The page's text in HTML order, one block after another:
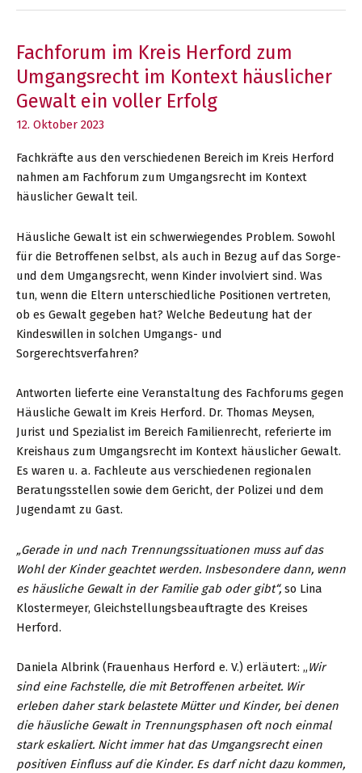
bleibt…
Fachforum im Kreis Herford zum
Umgangsrecht im Kontext häuslicher
Gewalt ein voller Erfolg
12. Oktober 2023
Fachkräfte aus den verschiedenen Bereich im Kreis Herford
nahmen am Fachforum zum Umgangsrecht im Kontext
häuslicher Gewalt teil.
Häusliche Gewalt ist ein schwerwiegendes Problem. Sowohl
für die Betroffenen selbst, als auch in Bezug auf das Sorge-
und dem Umgangsrecht, wenn Kinder involviert sind. Was
tun, wenn die Eltern unterschiedliche Positionen vertreten,
ob es Gewalt gegeben hat? Welche Bedeutung hat der
Kindeswillen in solchen Umgangs- und
Sorgerechtsverfahren?
Antworten lieferte eine Veranstaltung des Fachforums gegen
Häusliche Gewalt im Kreis Herford. Dr. Thomas Meysen,
Jurist und Spezialist im Bereich Familienrecht, referierte im
Kreishaus zum Umgangsrecht im Kontext häuslicher Gewalt.
Es waren u. a. Fachleute aus verschiedenen regionalen
Beratungsstellen sowie dem Gericht, der Polizei und dem
Jugendamt zu Gast.
„Gerade in und nach Trennungssituationen muss auf das
Wohl der Kinder geachtet werden. Insbesondere dann, wenn
es häusliche Gewalt in der Familie gab oder gibt“, so Lina
Klostermeyer, Gleichstellungsbeauftragte des Kreises
Herford.
Daniela Albrink (Frauenhaus Herford e. V.) erläutert: „Wir
sind eine Fachstelle, die mit Betroffenen arbeitet. Wir
erleben daher stark belastete Mütter und Kinder, bei denen
die häusliche Gewalt in Trennungsphasen oft noch einmal
stark eskaliert. Nicht immer hat das Umgangsrecht einen
positiven Einfluss auf die Kinder. Es darf nicht dazu kommen,